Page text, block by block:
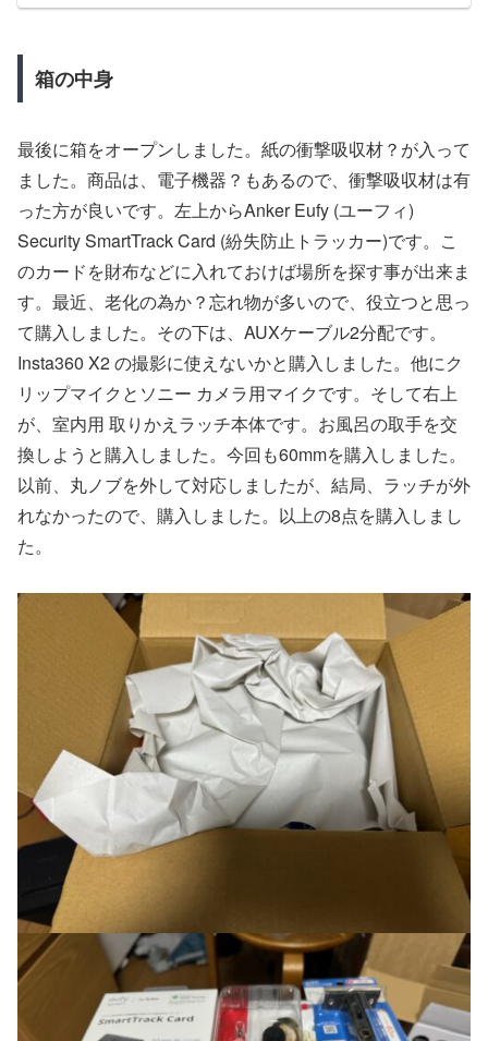
箱の中身
最後に箱をオープンしました。紙の衝撃吸収材？が入って
ました。商品は、電子機器？もあるので、衝撃吸収材は有
った方が良いです。左上からAnker Eufy (ユーフィ)
Security SmartTrack Card (紛失防止トラッカー)です。こ
のカードを財布などに入れておけば場所を探す事が出来ま
す。最近、老化の為か？忘れ物が多いので、役立つと思っ
て購入しました。その下は、AUXケーブル2分配です。
Insta360 X2 の撮影に使えないかと購入しました。他にク
リップマイクとソニー カメラ用マイクです。そして右上
が、室内用 取りかえラッチ本体です。お風呂の取手を交
換しようと購入しました。今回も60mmを購入しました。
以前、丸ノブを外して対応しましたが、結局、ラッチが外
れなかったので、購入しました。以上の8点を購入しまし
た。